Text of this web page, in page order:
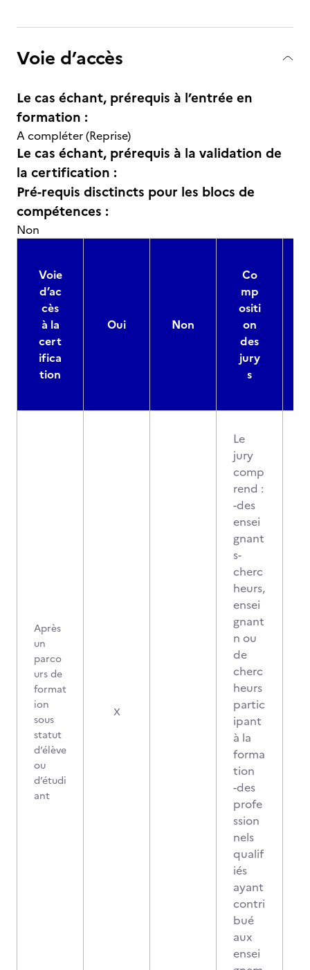
Voie d’accès
Le cas échant, prérequis à l’entrée en
formation :
A compléter (Reprise)
Le cas échant, prérequis à la validation de
la certification :
Pré-requis disctincts pour les blocs de
compétences :
Non
Voie
d’ac
cès
à la
cert
ifica
tion
Oui Non
Co
mp
ositi
on
des
jury
s
Après
un
parco
urs de
format
ion
sous
statut
d’élève
ou
d’étudi
ant
X
Le
jury
comp
rend :
-des
ensei
gnant
s-
cherc
heurs,
ensei
gnant
n ou
de
cherc
heurs
partic
ipant
à la
forma
tion
-des
profe
ssion
nels
qualif
iés
ayant
contri
bué
aux
ensei